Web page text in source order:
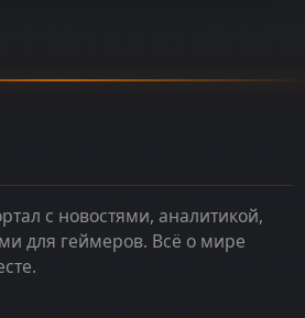
с новостями, аналитикой,
для геймеров. Всё о мире